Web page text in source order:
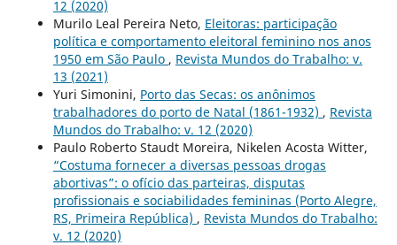
12 (2020)
Murilo Leal Pereira Neto, Eleitoras: participação
política e comportamento eleitoral feminino nos anos
1950 em São Paulo , Revista Mundos do Trabalho: v.
13 (2021)
Yuri Simonini, Porto das Secas: os anônimos
trabalhadores do porto de Natal (1861-1932) , Revista
Mundos do Trabalho: v. 12 (2020)
Paulo Roberto Staudt Moreira, Nikelen Acosta Witter,
“Costuma fornecer a diversas pessoas drogas
abortivas”: o ofício das parteiras, disputas
profissionais e sociabilidades femininas (Porto Alegre,
RS, Primeira República) , Revista Mundos do Trabalho:
v. 12 (2020)